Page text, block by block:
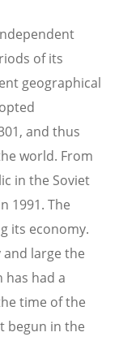
of its
geographical
and thus
world. From
in the Soviet
1991. The
its economy.
large the
has had a
time of the
begun in the